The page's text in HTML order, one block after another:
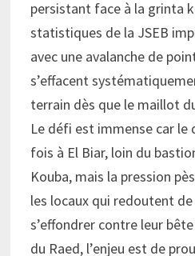
persistant face à la grinta
statistiques de la JSEB
avec une avalanche de
s’effacent
terrain dès que le maillot
Le défi est immense car le
fois à El Biar, loin du
Kouba, mais la pression
les locaux qui redoutent
s’effondrer contre leur
du Raed, l’enjeu est de